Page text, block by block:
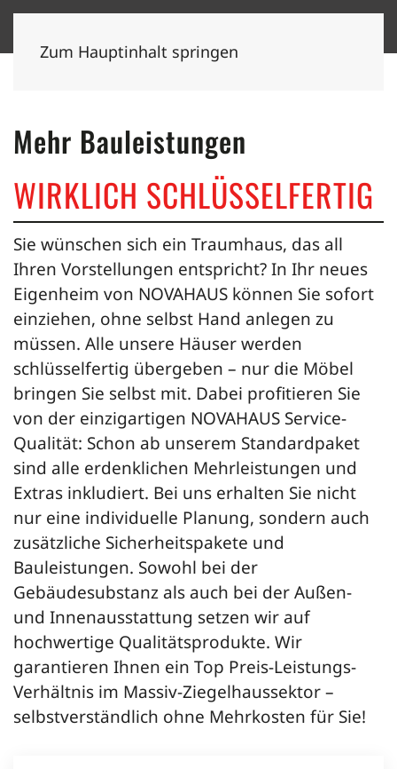
Zum Hauptinhalt springen
Mehr Bauleistungen
WIRKLICH SCHLÜSSELFERTIG
Sie wünschen sich ein Traumhaus, das all
Ihren Vorstellungen entspricht? In Ihr neues
Eigenheim von NOVAHAUS können Sie sofort
einziehen, ohne selbst Hand anlegen zu
müssen. Alle unsere Häuser werden
schlüsselfertig übergeben – nur die Möbel
bringen Sie selbst mit. Dabei profitieren Sie
von der einzigartigen NOVAHAUS Service-
Qualität: Schon ab unserem Standardpaket
sind alle erdenklichen Mehrleistungen und
Extras inkludiert. Bei uns erhalten Sie nicht
nur eine individuelle Planung, sondern auch
zusätzliche Sicherheitspakete und
Bauleistungen. Sowohl bei der
Gebäudesubstanz als auch bei der Außen-
und Innenausstattung setzen wir auf
hochwertige Qualitätsprodukte. Wir
garantieren Ihnen ein Top Preis-Leistungs-
Verhältnis im Massiv-Ziegelhaussektor –
selbstverständlich ohne Mehrkosten für Sie!